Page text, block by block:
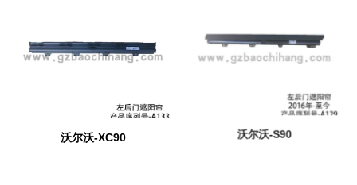
沃尔沃-XC90 沃尔沃-S90